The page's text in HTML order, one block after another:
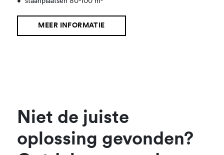
MEER INFORMATIE
Niet de juiste
oplossing gevonden?